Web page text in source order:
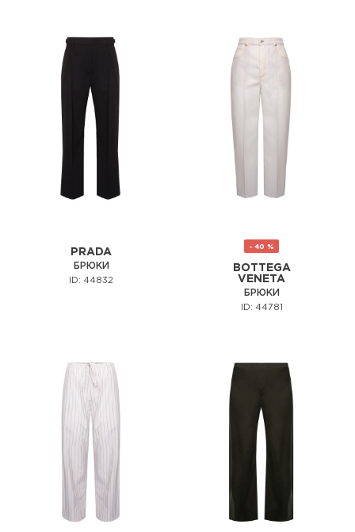
PRADA
БРЮКИ
ID: 44832
- 40 %
BOTTEGA
VENETA
БРЮКИ
ID: 44781